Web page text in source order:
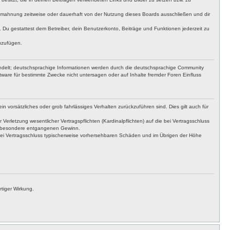
zeitweise oder dauerhaft von der Nutzung dieses Boards ausschließen und dir
gestattest dem Betreiber, dein Benutzerkonto, Beiträge und Funktionen jederzeit zu
deutschsprachige Informationen werden durch die deutschsprachige Community
für bestimmte Zwecke nicht untersagen oder auf Inhalte fremder Foren Einfluss
vorsätzliches oder grob fahrlässiges Verhalten zurückzuführen sind. Dies gilt auch für
wesentlicher Vertragspflichten (Kardinalpflichten) auf die bei Vertragsschluss
entgangenen Gewinn.
typischerweise vorhersehbaren Schäden und im Übrigen der Höhe
Wirkung.